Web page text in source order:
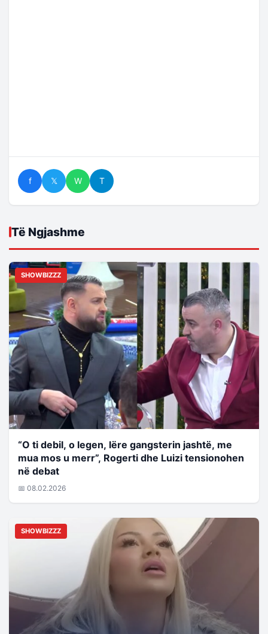
f 𝕏 W T
Të Ngjashme
SHOWBIZZZ
“O ti debil, o legen, lëre gangsterin jashtë, me
mua mos u merr”, Rogerti dhe Luizi tensionohen
në debat
📅 08.02.2026
SHOWBIZZZ